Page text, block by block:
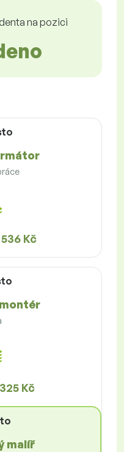
na pozici
Kč
Kč
malíř